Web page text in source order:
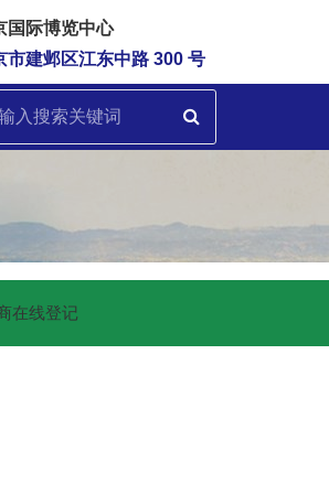
国际博览中心
市建邺区江东中路 300 号
在线登记